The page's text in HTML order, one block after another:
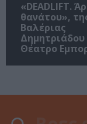
«DEADLIFT.
θανάτου»,
Βαλέριας
Δημητριάδου
Θέατρο